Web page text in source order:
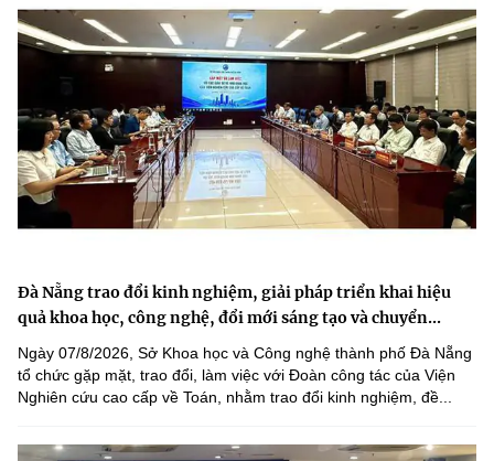
Đà Nẵng trao đổi kinh nghiệm, giải pháp triển khai hiệu
quả khoa học, công nghệ, đổi mới sáng tạo và chuyển...
Ngày 07/8/2026, Sở Khoa học và Công nghệ thành phố Đà Nẵng
tổ chức gặp mặt, trao đổi, làm việc với Đoàn công tác của Viện
Nghiên cứu cao cấp về Toán, nhằm trao đổi kinh nghiệm, đề...